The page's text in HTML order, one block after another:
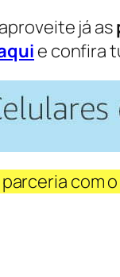
já as
e confira
com o